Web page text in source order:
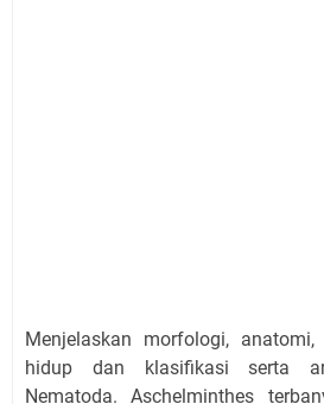
Menjelaskan morfologi,
hidup dan klasifikasi serta
Nematoda.Aschelminthes